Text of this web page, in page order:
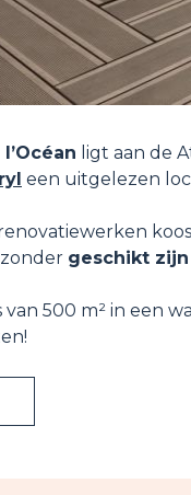
ligt aan de
een uitgelezen
geschikt
van 500 m² in een